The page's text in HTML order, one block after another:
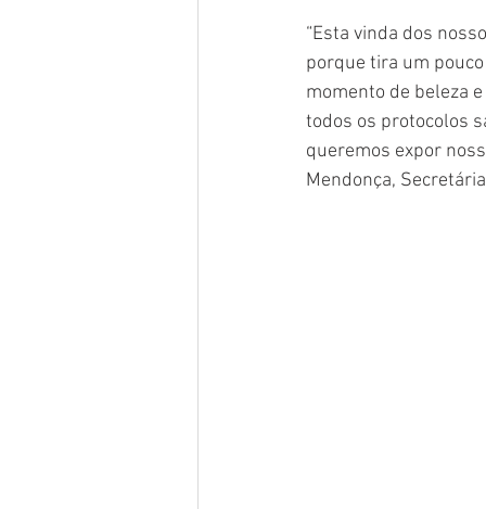
“Esta vinda dos
porque tira um
momento de beleza
todos os protocolos
queremos expor
Mendonça,